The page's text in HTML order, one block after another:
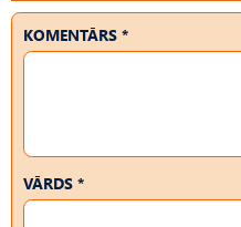
KOMENTĀRS *
VĀRDS *